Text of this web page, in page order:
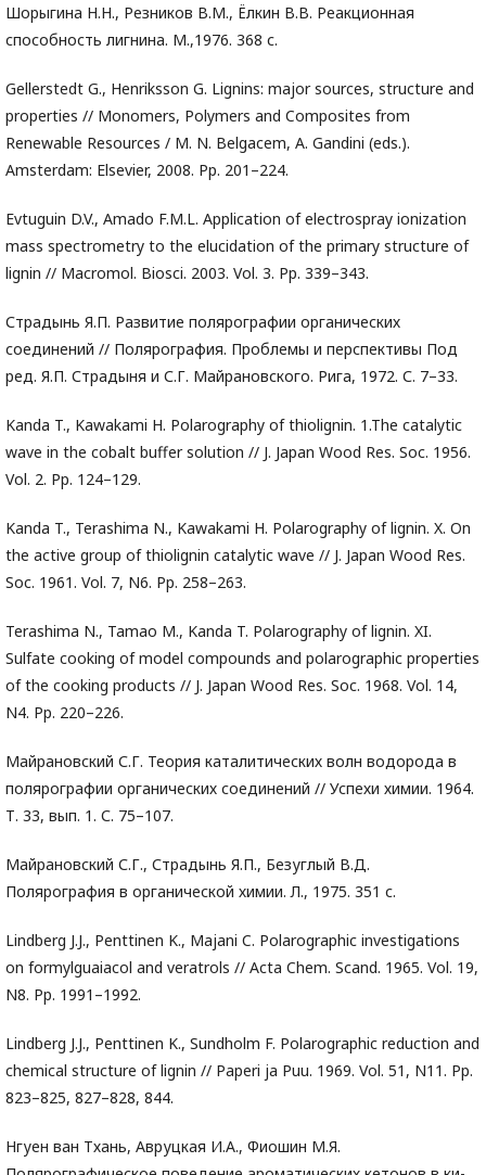
Шорыгина Н.Н., Резников В.М., Ёлкин В.В. Реакционная
способность лигнина. М.,1976. 368 с.
Gellerstedt G., Henriksson G. Lignins: major sources, structure and
properties // Monomers, Polymers and Composites from
Renewable Resources / M. N. Belgacem, A. Gandini (eds.).
Amsterdam: Elsevier, 2008. Pp. 201–224.
Evtuguin D.V., Amado F.M.L. Application of electrospray ionization
mass spectrometry to the elucidation of the primary structure of
lignin // Macromol. Biosci. 2003. Vol. 3. Pp. 339–343.
Страдынь Я.П. Развитие полярографии органических
соединений // Полярография. Проблемы и перспективы Под
ред. Я.П. Страдыня и С.Г. Майрановского. Рига, 1972. С. 7–33.
Kanda T., Kawakami H. Polarography of thiolignin. 1.The catalytic
wave in the cobalt buffer solution // J. Japan Wood Res. Soc. 1956.
Vol. 2. Pp. 124–129.
Kanda T., Terashima N., Kawakami H. Polarography of lignin. X. On
the active group of thiolignin catalytic wave // J. Japan Wood Res.
Soc. 1961. Vol. 7, N6. Pp. 258–263.
Terashima N., Tamao M., Kanda T. Polarography of lignin. XI.
Sulfate cooking of model compounds and polarographic properties
of the cooking products // J. Japan Wood Res. Soc. 1968. Vol. 14,
N4. Pp. 220–226.
Майрановский С.Г. Теория каталитических волн водорода в
полярографии органических соединений // Успехи химии. 1964.
Т. 33, вып. 1. С. 75–107.
Майрановский С.Г., Страдынь Я.П., Безуглый В.Д.
Полярография в органической химии. Л., 1975. 351 с.
Lindberg J.J., Penttinen K., Majani C. Polarographic investigations
on formylguaiacol and veratrols // Acta Chem. Scand. 1965. Vol. 19,
N8. Pp. 1991–1992.
Lindberg J.J., Penttinen K., Sundholm F. Polarographic reduction and
chemical structure of lignin // Paperi ja Puu. 1969. Vol. 51, N11. Pp.
823–825, 827–828, 844.
Нгуен ван Тхань, Авруцкая И.А., Фиошин М.Я.